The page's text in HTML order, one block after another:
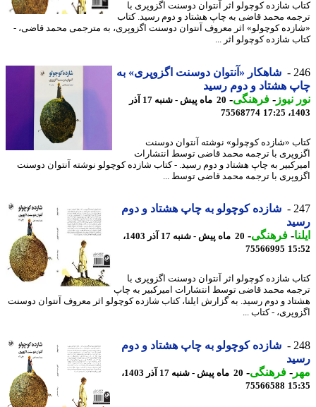
شازده کوچولو اثر آنتوان دوسنت اگزوپری با
محمد قاضی به چاپ هشتاد و دوم رسید. کتاب
کوچولو» اثر معروف آنتوان دوسنت اگزوپری، به مترجمی محمد قاضی، -
شازده کوچولو اثر ...
شاهکار «آنتوان دوسنت اگزوپری» به
هشتاد و دوم رسید
نیوز-فرهنگی-
20 ماه پیش - شنبه 17 آذر
75568774
«شازده کوچولو» نوشته آنتوان دوسنت
با ترجمه محمد قاضی توسط انتشارات
به چاپ هشتاد و دوم رسید. - کتاب شازده کوچولو نوشته آنتوان دوسنت
با ترجمه محمد قاضی توسط ...
شازده کوچولو به چاپ هشتاد و دوم
-فرهنگی-
20 ماه پیش - شنبه 17 آذر 1403،
75566995
شازده کوچولو اثر آنتوان دوسنت اگزوپری با
محمد قاضی توسط انتشارات امیرکبیر به چاپ
و دوم رسید. به گزارش ایلنا، کتاب شازده کوچولو اثر معروف آنتوان دوسنت
- کتاب ...
شازده کوچولو به چاپ هشتاد و دوم
-فرهنگی-
20 ماه پیش - شنبه 17 آذر 1403،
75566588